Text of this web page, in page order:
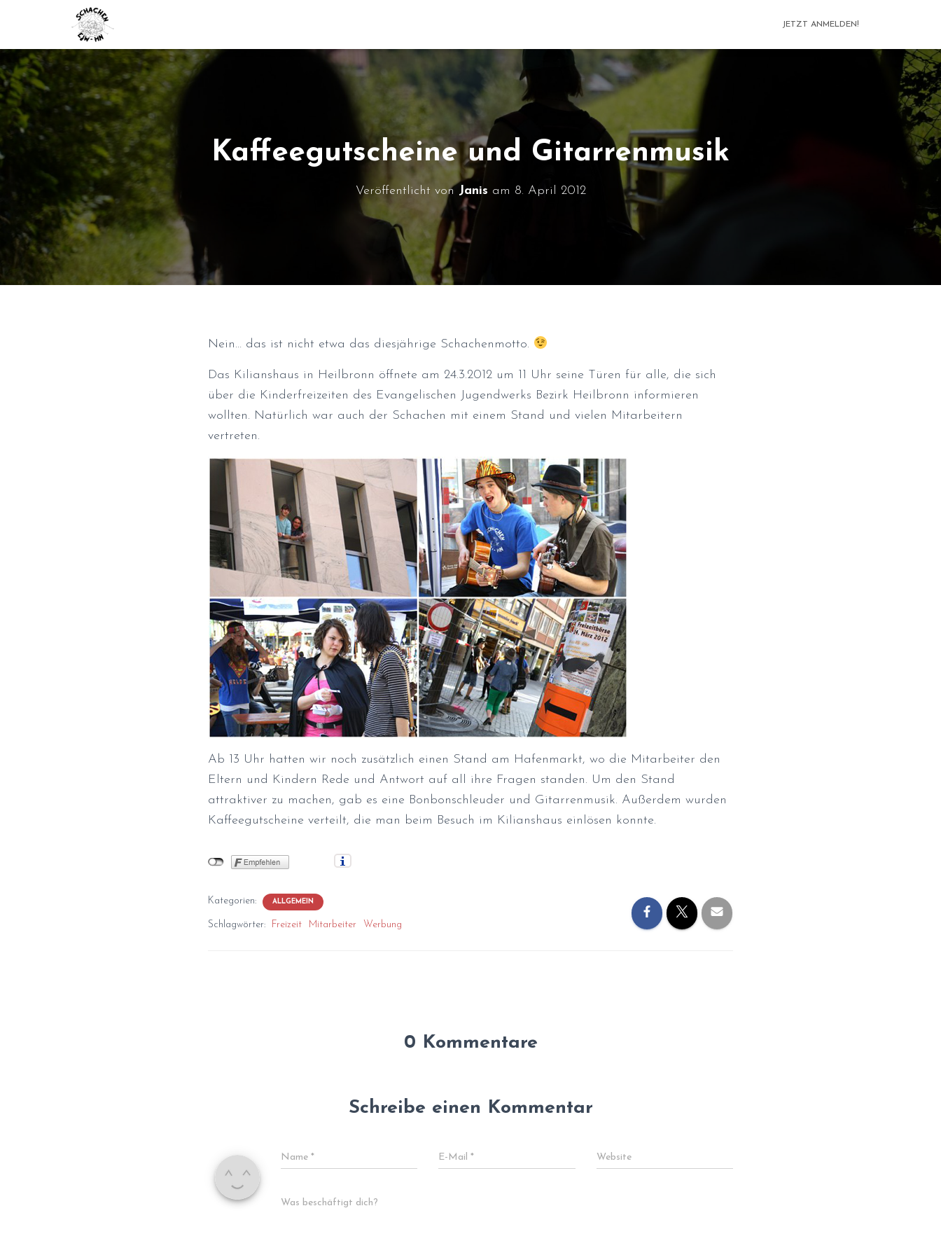
JETZT ANMELDEN!
Kaffeegutscheine und Gitarrenmusik
Veröffentlicht von Janis am 8. April 2012
Nein… das ist nicht etwa das diesjährige Schachenmotto.
Das Kilianshaus in Heilbronn öffnete am 24.3.2012 um 11 Uhr seine Türen für alle, die sich
über die Kinderfreizeiten des Evangelischen Jugendwerks Bezirk Heilbronn informieren
wollten. Natürlich war auch der Schachen mit einem Stand und vielen Mitarbeitern
vertreten.
Ab 13 Uhr hatten wir noch zusätzlich einen Stand am Hafenmarkt, wo die Mitarbeiter den
Eltern und Kindern Rede und Antwort auf all ihre Fragen standen. Um den Stand
attraktiver zu machen, gab es eine Bonbonschleuder und Gitarrenmusik. Außerdem wurden
Kaffeegutscheine verteilt, die man beim Besuch im Kilianshaus einlösen konnte.
Kategorien: ALLGEMEIN
Schlagwörter: Freizeit Mitarbeiter Werbung
0 Kommentare
Schreibe einen Kommentar
Name * E-Mail* Website
Was beschäftigt dich?